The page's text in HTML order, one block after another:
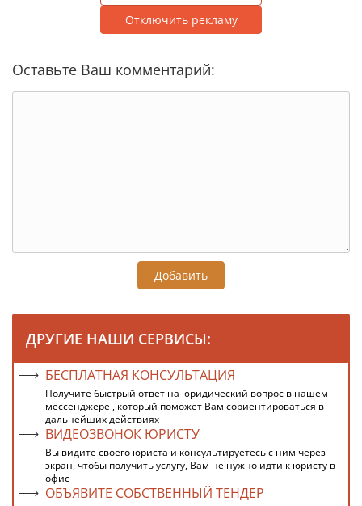
Отключить рекламу
Оставьте Ваш комментарий:
Добавить
ДРУГИЕ НАШИ СЕРВИСЫ:
БЕСПЛАТНАЯ КОНСУЛЬТАЦИЯ
Получите быстрый ответ на юридический вопрос в нашем
мессенджере , который поможет Вам сориентироваться в
дальнейших действиях
ВИДЕОЗВОНОК ЮРИСТУ
Вы видите своего юриста и консультируетесь с ним через
экран, чтобы получить услугу, Вам не нужно идти к юристу в
офис
ОБЪЯВИТЕ СОБСТВЕННЫЙ ТЕНДЕР